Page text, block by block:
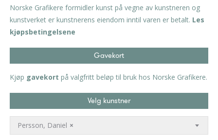
Norske Grafikere formidler kunst på vegne av kunstneren og
kunstverket er kunstnerens eiendom inntil varen er betalt. Les
kjøpsbetingelsene
Gavekort
Kjøp gavekort på valgfritt beløp til bruk hos Norske Grafikere.
Velg kunstner
×
Persson, Daniel